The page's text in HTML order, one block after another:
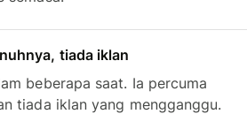
tiada iklan
beberapa saat. Ia percuma
tiada iklan yang mengganggu.